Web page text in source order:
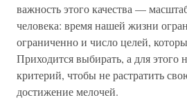
важность этого качества —
человека: время нашей жизни
ограниченно и число целей,
Приходится выбирать, а для этого
критерий, чтобы не растратить
достижение мелочей.